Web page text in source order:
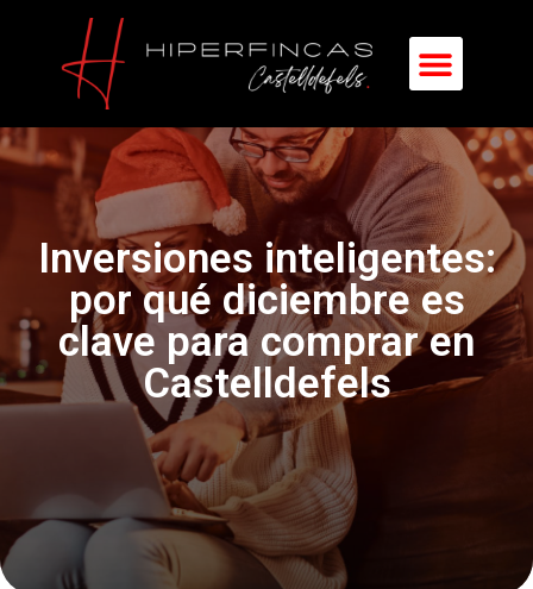
Inversiones inteligentes:
por qué diciembre es
clave para comprar en
Castelldefels